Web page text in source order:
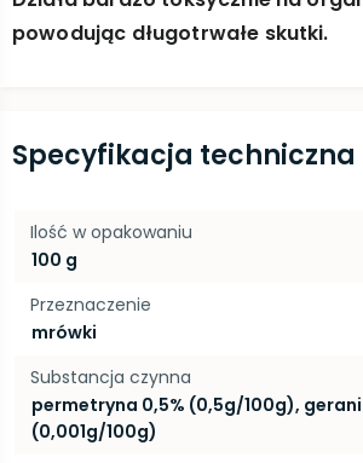
powodując długotrwałe skutki.
Specyfikacja techniczna
Ilość w opakowaniu
100 g
Przeznaczenie
mrówki
Substancja czynna
permetryna 0,5% (0,5g/100g),
(0,001g/100g)